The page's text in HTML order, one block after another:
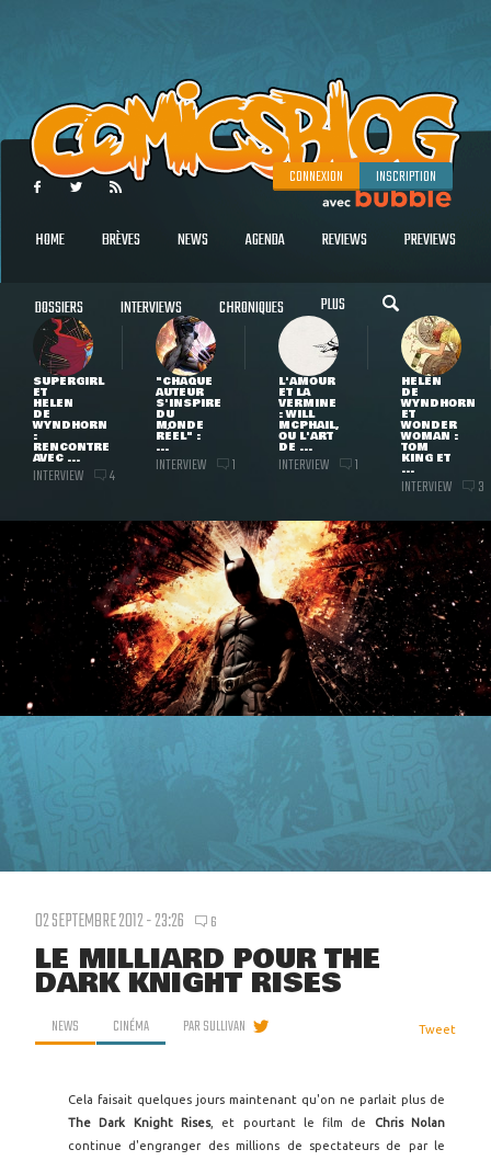
CONNEXION INSCRIPTION
HOME BRÈVES NEWS AGENDA REVIEWS PREVIEWS
DOSSIERS INTERVIEWS CHRONIQUES PLUS
SUPERGIRL
ET
HELEN
DE
WYNDHORN
:
RENCONTRE
AVEC ...
INTERVIEW 4
"CHAQUE
AUTEUR
S'INSPIRE
DU
MONDE
RÉEL" :
...
INTERVIEW 1
L'AMOUR
ET LA
VERMINE
: WILL
MCPHAIL,
OU L'ART
DE ...
INTERVIEW 1
HELEN
DE
WYNDHORN
ET
WONDER
WOMAN :
TOM
KING ET
...
INTERVIEW 3
02 SEPTEMBRE 2012 - 23:26 6
LE MILLIARD POUR THE
DARK KNIGHT RISES
NEWS CINÉMA PARSULLIVAN Tweet
Cela faisait quelques jours maintenant qu'on ne parlait plus de
The Dark Knight Rises, et pourtant le film de
Chris Nolan
continue d'engranger des millions de spectateurs de par le